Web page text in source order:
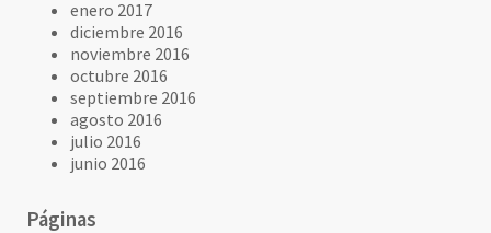
enero 2017
diciembre 2016
noviembre 2016
octubre 2016
septiembre 2016
agosto 2016
julio 2016
junio 2016
Páginas